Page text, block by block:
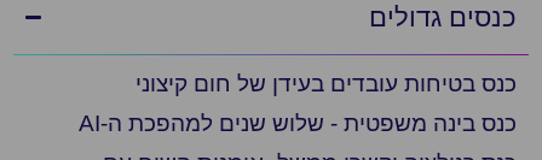
כנסים גדולים
כנס בטיחות עובדים בעידן של חום קיצוני
כנס בינה משפטית - שלוש שנים למהפכת ה-AI